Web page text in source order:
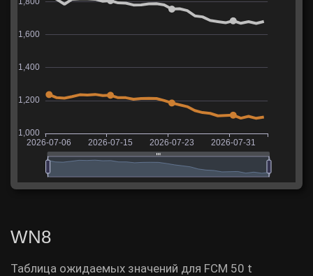
WN8
Таблица ожидаемых значений для FCM 50 t